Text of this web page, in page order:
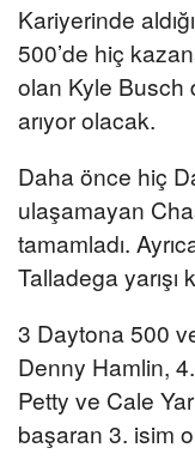
Kariyerinde
500’de hiç
olan Kyle Busch
arıyor olacak.
Daha önce hiç
ulaşamayan
tamamladı.
Talladega yarışı
3 Daytona 500
Denny Hamlin,
Petty ve Cale
başaran 3. isim